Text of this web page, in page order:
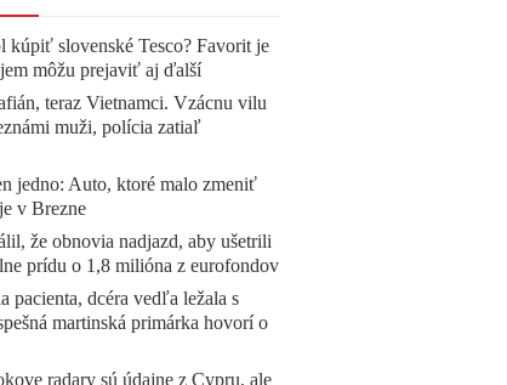
kúpiť slovenské Tesco? Favorit je
môžu prejaviť aj ďalší
teraz Vietnamci. Vzácnu vilu
muži, polícia zatiaľ
jedno: Auto, ktoré malo zmeniť
v Brezne
že obnovia nadjazd, aby ušetrili
prídu o 1,8 milióna z eurofondov
pacienta, dcéra vedľa ležala s
martinská primárka hovorí o
radary sú údajne z Cypru, ale